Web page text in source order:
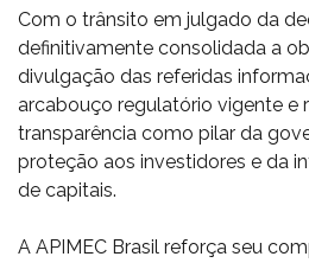
Com o trânsito em julgado da
definitivamente consolidada a
divulgação das referidas
arcabouço regulatório vigente e
transparência como pilar da
proteção aos investidores e da
de capitais.
A APIMEC Brasil reforça seu